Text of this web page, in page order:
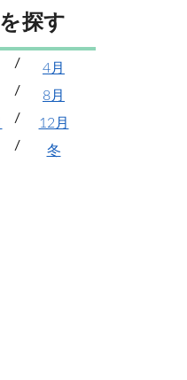
探す
4月
8月
12月
冬